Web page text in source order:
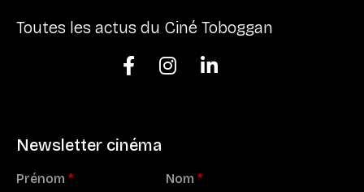
Toutes les actus du Ciné Toboggan

 
Newsletter cinéma
Prénom * Nom *